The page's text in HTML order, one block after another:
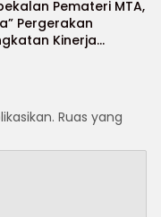
Pemateri MTA,
Pergerakan
Kinerja
Ruas yang